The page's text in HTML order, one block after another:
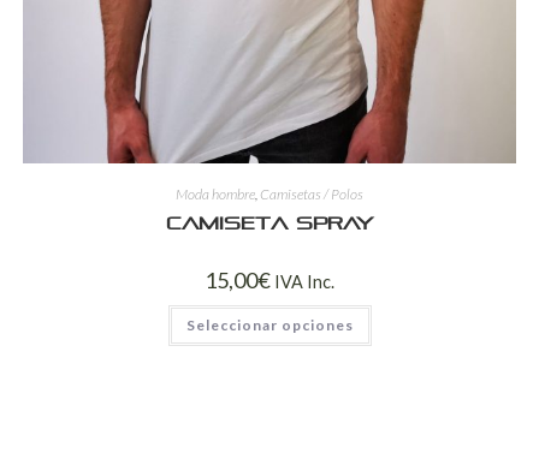
Moda hombre Camisetas / Polos
Camiseta spray
15,00€ IVA Inc.
Seleccionar opciones